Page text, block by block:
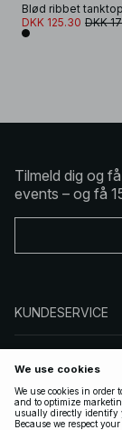
Blød ribbet tanktop
DKK 125.30 DKK
Tilmeld dig og
events – og få
KUNDESERVICE
FØLG OS